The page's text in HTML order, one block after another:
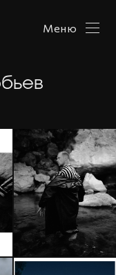
Меню